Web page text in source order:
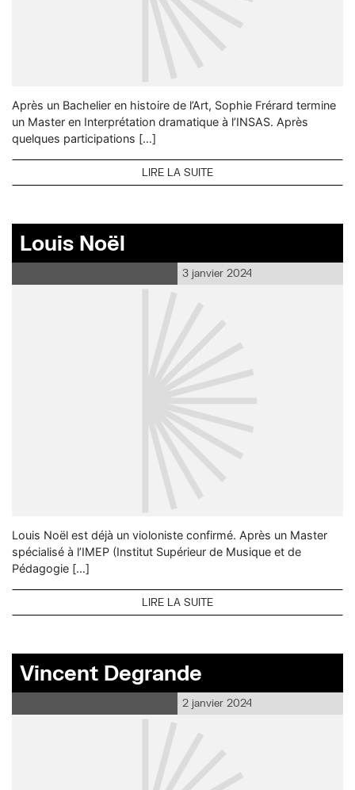
Après un Bachelier en histoire de l’Art, Sophie Frérard termine
un Master en Interprétation dramatique à l’INSAS. Après
quelques participations […]
LIRE LA SUITE
Louis Noël
3 janvier 2024
Louis Noël est déjà un violoniste confirmé. Après un Master
spécialisé à l’IMEP (Institut Supérieur de Musique et de
Pédagogie […]
LIRE LA SUITE
Vincent Degrande
2 janvier 2024